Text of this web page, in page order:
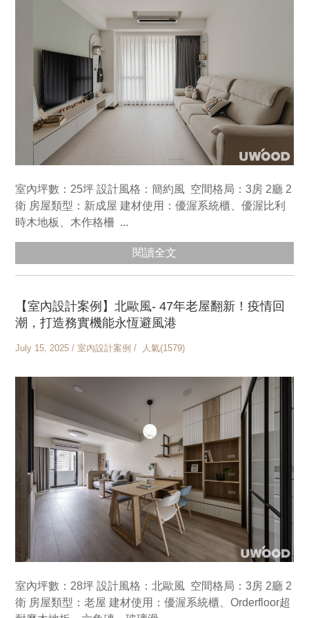
室內坪數：25坪 設計風格：簡約風 空間格局：3房 2廳 2
衛 房屋類型：新成屋 建材使用：優渥系統櫃、優渥比利
時木地板、木作格柵 ...
閱讀全文
【室內設計案例】北歐風- 47年老屋翻新！疫情回
潮，打造務實機能永恆避風港
July 15, 2025 / 室內設計案例 / 人氣(1579)
室內坪數：28坪 設計風格：北歐風 空間格局：3房 2廳 2
衛 房屋類型：老屋 建材使用：優渥系統櫃、Orderfloor超